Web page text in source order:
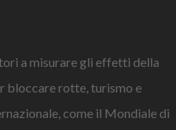
a misurare gli effetti della
bloccare rotte, turismo e
come il Mondiale di